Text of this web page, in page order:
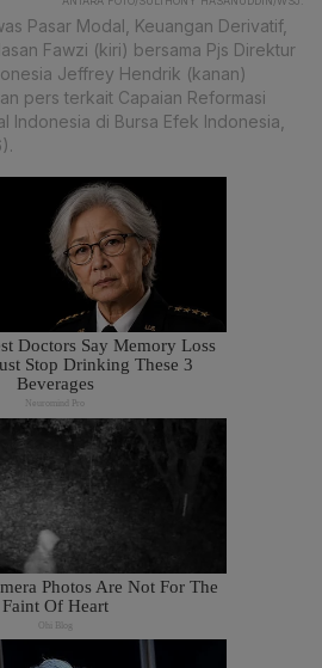
Pasar Modal, Keuangan Derivatif,
Fawzi (kiri) bersama Pjs Direktur
Jeffrey Hendrik (kanan)
pers terkait Capaian Reformasi
Indonesia di Bursa Efek Indonesia,